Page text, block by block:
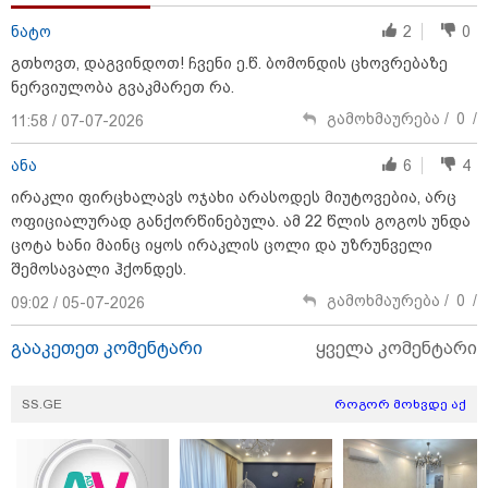
კატეგორიის ყველა სიახლე
მკითხველის რჩევით
"ზურგს უკან
ლაჩრულად
მომეპარნენ და თავს
აშშ-მა საქართველოში
დაფუძნებული
კრიპტოკომპანია
"გიორგი
იდიოტია
ნატო 2
0
გთხოვთ, დაგვინდოთ! ჩვენი ე.წ. ბომონდის ცხოვრებაზე
ნერვიულობა გვაკმარეთ რა.
11:58 / 07-07-2026
გამოხმაურება / 0 /
ანა 6
4
ირაკლი ფირცხალავს ოჯახი არასოდეს მიუტოვებია, არც
ოფიციალურად განქორწინებულა. ამ 22 წლის გოგოს უნდა
ცოტა ხანი მაინც იყოს ირაკლის ცოლი და უზრუნველი
შემოსავალი ჰქონდეს.
09:02 / 05-07-2026
გამოხმაურება / 0 /
გააკეთეთ კომენტარი ყველა კომენტარი
SS.GE როგორ მოხვდე აქ